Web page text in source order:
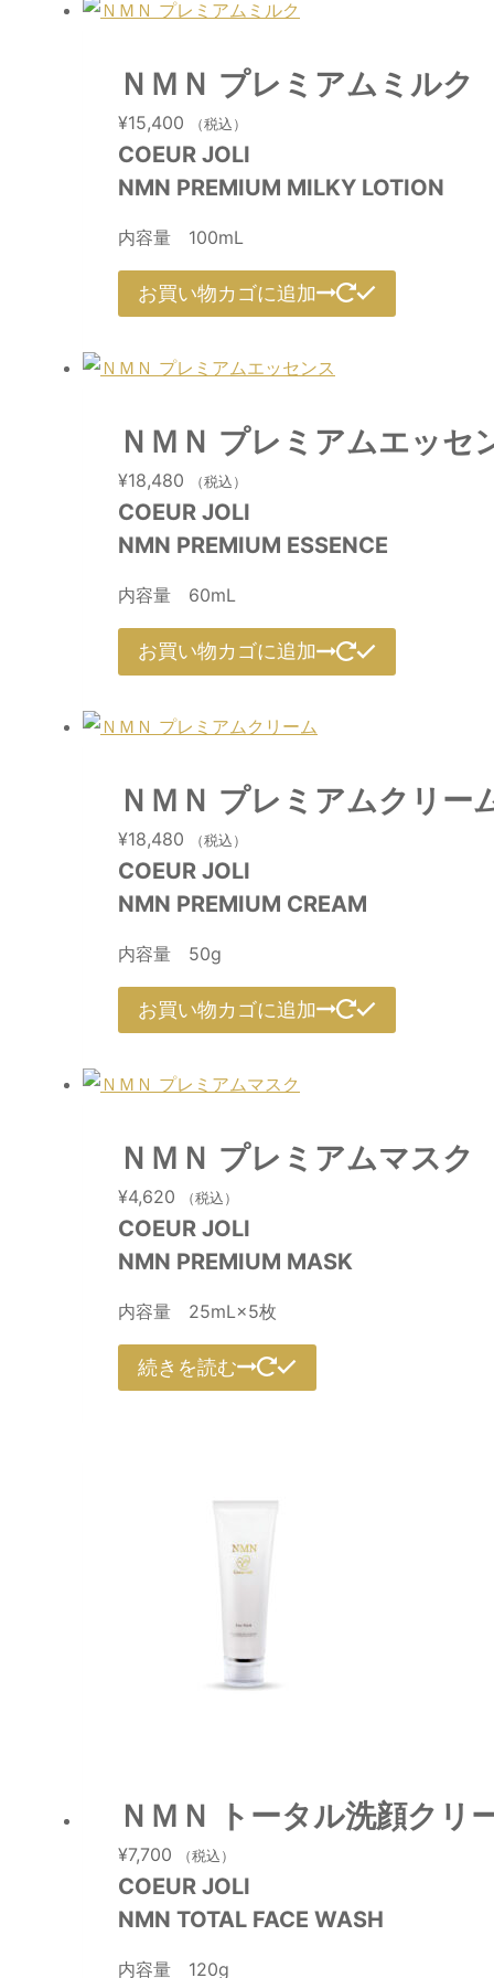
ＮＭＮ プレミアムミルク
¥15,400 （税込）
COEUR JOLI
NMN PREMIUM MILKY LOTION
内容量 100mL
お買い物カゴに追加
ＮＭＮ プレミアムエッセ
¥18,480 （税込）
COEUR JOLI
NMN PREMIUM ESSENCE
内容量 60mL
お買い物カゴに追加
ＮＭＮ プレミアムクリー
¥18,480 （税込）
COEUR JOLI
NMN PREMIUM CREAM
内容量 50g
お買い物カゴに追加
ＮＭＮ プレミアムマスク
¥4,620 （税込）
COEUR JOLI
NMN PREMIUM MASK
内容量 25mL×5枚
続きを読む
ＮＭＮ トータル洗顔クリ
¥7,700 （税込）
COEUR JOLI
NMN TOTAL FACE WASH
内容量 120g